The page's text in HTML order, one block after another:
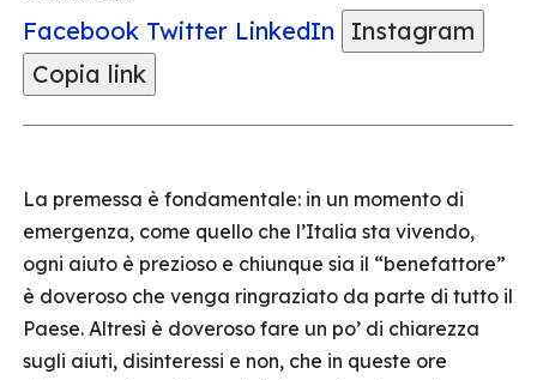
Facebook Twitter LinkedIn
Instagram
Copia link
La premessa è fondamentale: in un momento di
emergenza, come quello che l’Italia sta vivendo,
ogni aiuto è prezioso e chiunque sia il “benefattore”
è doveroso che venga ringraziato da parte di tutto il
Paese. Altresì è doveroso fare un po’ di chiarezza
sugli aiuti, disinteressi e non, che in queste ore